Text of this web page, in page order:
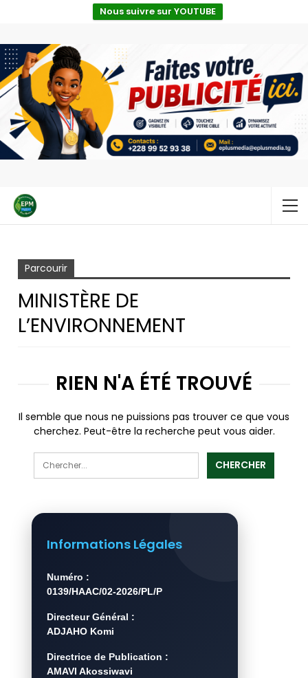
Nous suivre sur YOUTUBE
Parcourir
MINISTÈRE DE
L’ENVIRONNEMENT
RIEN N'A ÉTÉ TROUVÉ
Il semble que nous ne puissions pas trouver ce que vous
cherchez. Peut-être la recherche peut vous aider.
Informations Légales
Numéro :
0139/HAAC/02-2026/PL/P
Directeur Général :
ADJAHO Komi
Directrice de Publication :
AMAVI Akossiwavi